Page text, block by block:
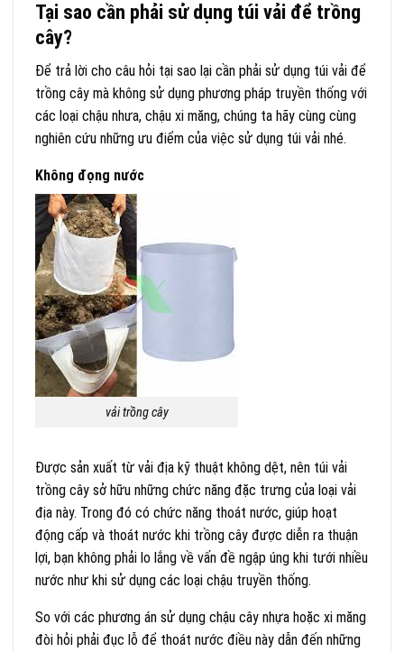
Tại sao cần phải sử dụng túi vải để trồng
cây?
Để trả lời cho câu hỏi tại sao lại cần phải sử dụng túi vải để
trồng cây mà không sử dụng phương pháp truyền thống với
các loại chậu nhưa, chậu xi măng, chúng ta hãy cùng cùng
nghiên cứu những ưu điểm của việc sử dụng túi vải nhé.
Không đọng nước
vải trồng cây
Được sản xuất từ vải địa kỹ thuật không dệt, nên túi vải
trồng cây sở hữu những chức năng đặc trưng của loại vải
địa này. Trong đó có chức năng thoát nước, giúp hoạt
động cấp và thoát nước khi trồng cây được diễn ra thuận
lợi, bạn không phải lo lắng về vấn đề ngập úng khi tưới nhiều
nước như khi sử dụng các loại chậu truyền thống.
So với các phương án sử dụng chậu cây nhựa hoặc xi măng
đòi hỏi phải đục lỗ để thoát nước điều này dẫn đến những